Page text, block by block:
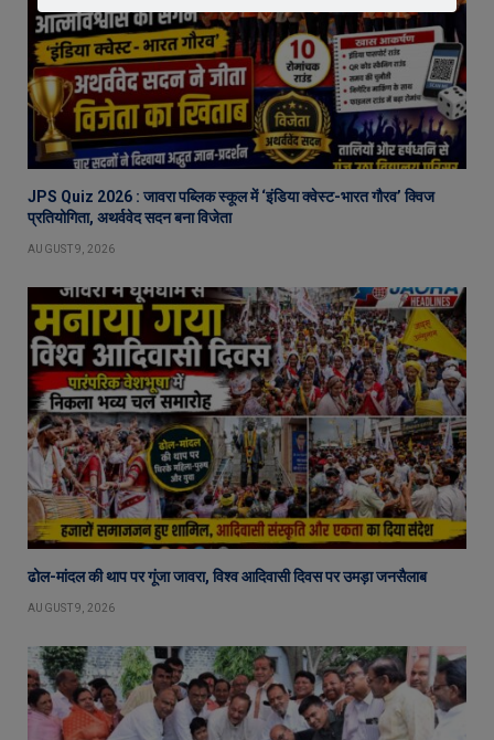
JPS Quiz 2026 : जावरा पब्लिक स्कूल में ‘इंडिया क्वेस्ट-भारत गौरव’ क्विज
प्रतियोगिता, अथर्ववेद सदन बना विजेता
AUGUST 9, 2026
ढोल-मांदल की थाप पर गूंजा जावरा, विश्व आदिवासी दिवस पर उमड़ा जनसैलाब
AUGUST 9, 2026